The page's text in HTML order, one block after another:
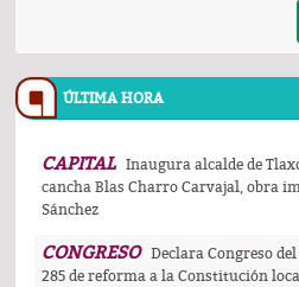
ÚLTIMA HORA
CAPITAL
Inaugura alcalde de
cancha Blas Charro Carvajal, obra
Sánchez
CONGRESO
Declara Congreso
285 de reforma a la Constitución